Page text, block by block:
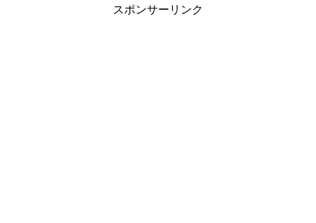
スポンサーリンク